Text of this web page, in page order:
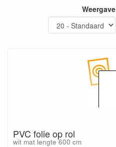
Weergave
PVC folie op rol
wit mat lengte 600 cm